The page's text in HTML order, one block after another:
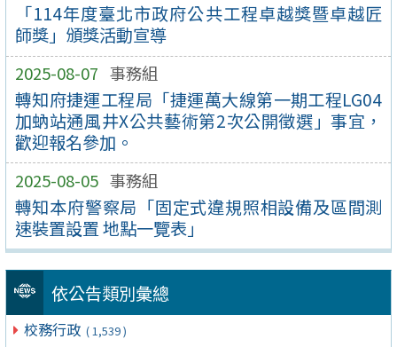
「114年度臺北市政府公共工程卓越獎暨卓越匠
師獎」頒獎活動宣導
2025-08-07 事務組
轉知府捷運工程局「捷運萬大線第一期工程LG04
加蚋站通風井X公共藝術第2次公開徵選」事宜，
歡迎報名參加。
2025-08-05 事務組
轉知本府警察局「固定式違規照相設備及區間測
速裝置設置 地點一覽表」
依公告類別彙總
校務行政 ( 1,539 )